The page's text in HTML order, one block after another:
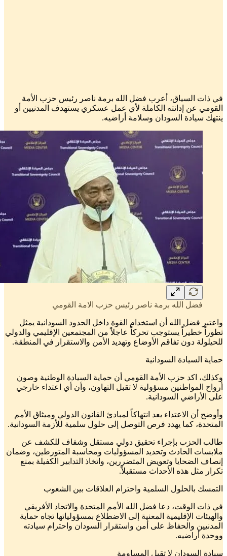
في ذات السياق، أعرب فضل الله برمة ناصر رئيس حزب الأمة
القومي عن إدانته الكاملة لأي عمل عسكري يستهدف المدنيين أو
ينتهك سيادة السودان وسلامة أراضيه.
فضل الله برمة ناصر رئيس حزب الامة القومي
واعتبر فضل الله أن استخدام القوة داخل الحدود السودانية يمثل
تطوراً خطيراً يستوجب تحركاً عاجلاً من المجتمعين الإقليمي والدولي
للحيلولة دون تفاقم الأوضاع وتهديد الأمن والاستقرار في المنطقة.
حماية السيادة السودانية
وكذلك، اكد حزب الأمة القومي أن حماية السيادة الوطنية وصون
أرواح المواطنين مسؤولية لا تقبل التهاون، وأن أي اعتداء خارجي
على الأراضي السودانية.
وأوضح أن الاعتداء يعد انتهاكاً لمبادئ القانون الدولي وميثاق الأمم
المتحدة، كما يهدد فرص التوصل إلى حلول سلمية للأزمة السودانية.
طالب الحزب بإجراء تحقيق دولي مستقل وشفاف للكشف عن
ملابسات الحادث وتحديد المسؤوليات ومحاسبة المتورطين، وضمان
إنصاف الضحايا وتعويض المتضررين، واتخاذ التدابير الكفيلة بمنع
تكرار مثل هذه الأحداث مستقبلاً.
التمسك بالحلول السلمية واحترام العلاقات بين الشعوب
في ذات الوقت، دعا فضل الله الأمم المتحدة والاتحاد الأفريقي
والهيئات الإقليمية المعنية إلى الاضطلاع بمسؤولياتها تجاه حماية
المدنيين والحفاظ على أمن واستقرار السودان واحترام سيادته
ووحدة أراضيه.
سيادة السودان لا تقبل المساومة